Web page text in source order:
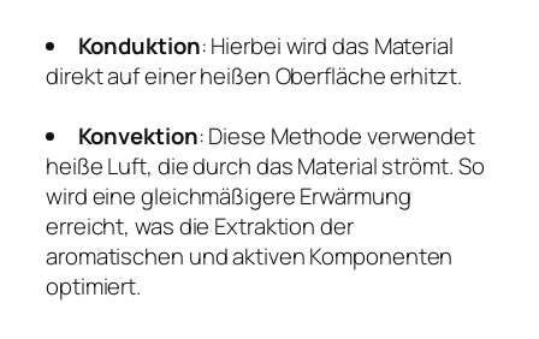
Konduktion: Hierbei wird das Material
direkt auf einer heißen Oberfläche erhitzt.
Konvektion: Diese Methode verwendet
heiße Luft, die durch das Material strömt. So
wird eine gleichmäßigere Erwärmung
erreicht, was die Extraktion der
aromatischen und aktiven Komponenten
optimiert.